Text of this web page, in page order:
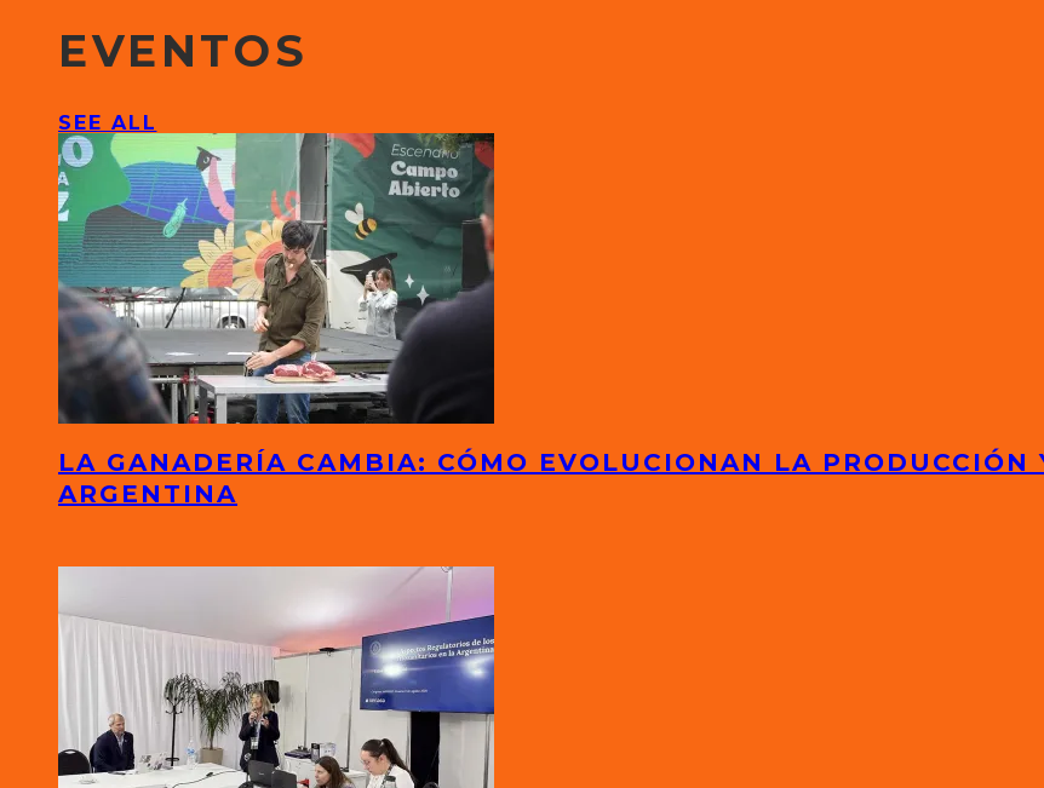
EVENTOS
SEE ALL
LA GANADERÍA CAMBIA: CÓMO EVOLUCIONAN LA PRODUCCIÓN
ARGENTINA